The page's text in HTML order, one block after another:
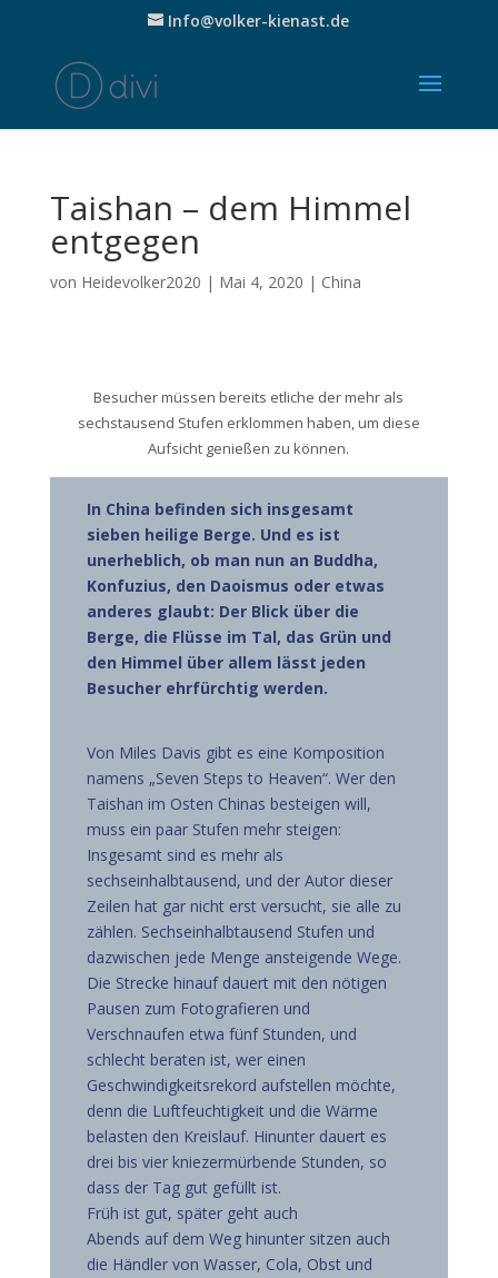
Info@volker-kienast.de
Taishan – dem Himmel
entgegen
von Heidevolker2020 | Mai 4, 2020 | China
Besucher müssen bereits etliche der mehr als
sechstausend Stufen erklommen haben, um diese
Aufsicht genießen zu können.
In China befinden sich insgesamt
sieben heilige Berge. Und es ist
unerheblich, ob man nun an Buddha,
Konfuzius, den Daoismus oder etwas
anderes glaubt: Der Blick über die
Berge, die Flüsse im Tal, das Grün und
den Himmel über allem lässt jeden
Besucher ehrfürchtig werden.
Von Miles Davis gibt es eine Komposition
namens „Seven Steps to Heaven“. Wer den
Taishan im Osten Chinas besteigen will,
muss ein paar Stufen mehr steigen:
Insgesamt sind es mehr als
sechseinhalbtausend, und der Autor dieser
Zeilen hat gar nicht erst versucht, sie alle zu
zählen. Sechseinhalbtausend Stufen und
dazwischen jede Menge ansteigende Wege.
Die Strecke hinauf dauert mit den nötigen
Pausen zum Fotografieren und
Verschnaufen etwa fünf Stunden, und
schlecht beraten ist, wer einen
Geschwindigkeitsrekord aufstellen möchte,
denn die Luftfeuchtigkeit und die Wärme
belasten den Kreislauf. Hinunter dauert es
drei bis vier kniezermürbende Stunden, so
dass der Tag gut gefüllt ist.
Früh ist gut, später geht auch
Abends auf dem Weg hinunter sitzen auch
die Händler von Wasser, Cola, Obst und